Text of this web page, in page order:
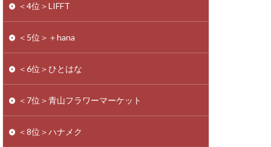
＜4位＞LIFFT
＜5位＞＋hana
＜6位＞ひとはな
＜7位＞青山フラワーマーケット
＜8位＞ハナメク